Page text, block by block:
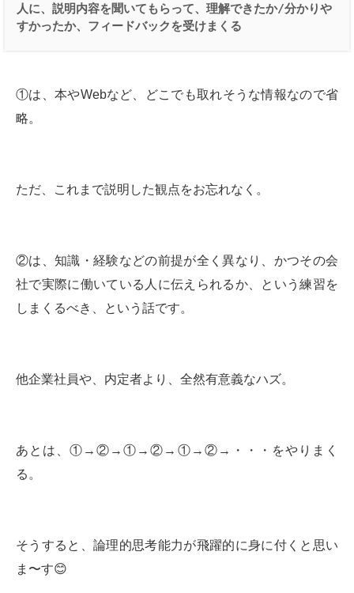
人に、説明内容を聞いてもらって、理解できたか/分かりや
すかったか、フィードバックを受けまくる
①は、本やWebなど、どこでも取れそうな情報なので省
略。
ただ、これまで説明した観点をお忘れなく。
②は、知識・経験などの前提が全く異なり、かつその会
社で実際に働いている人に伝えられるか、という練習を
しまくるべき、という話です。
他企業社員や、内定者より、全然有意義なハズ。
あとは、①→②→①→②→①→②→・・・をやりまく
る。
そうすると、論理的思考能力が飛躍的に身に付くと思い
ま〜す😊